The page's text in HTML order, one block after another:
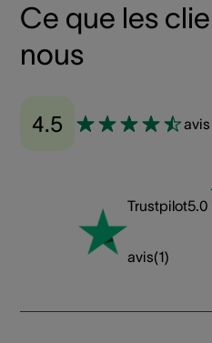
Ce que les
nous
4.5 avis
Trustpilot5.0
avis(1)